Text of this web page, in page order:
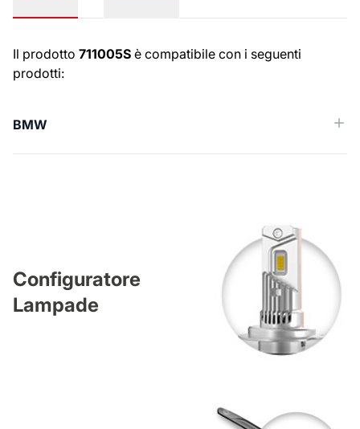
Numeri OE
Il prodotto 711005S è compatibile con i seguenti
prodotti:
BMW
Configuratore
Lampade